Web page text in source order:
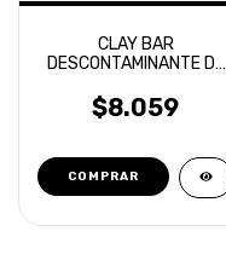
CLAY BAR
DESCONTAMINANTE DE
DETAILING 180GR
$8.059